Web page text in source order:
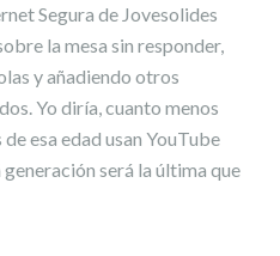
Segura de Jovesolides
la mesa sin responder,
y añadiendo otros
Yo diría, cuanto menos
esa edad usan YouTube
será la última que